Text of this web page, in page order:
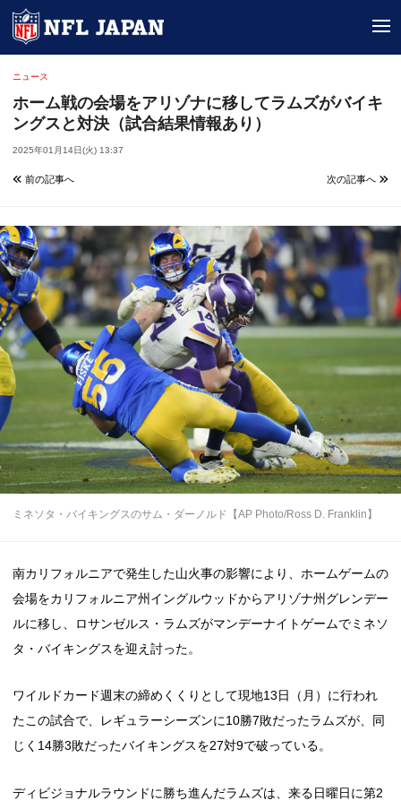
ニュース
ホーム戦の会場をアリゾナに移してラムズがバイキ
ングスと対決（試合結果情報あり）
2025年01月14日(火) 13:37
前の記事へ 次の記事へ
ミネソタ・バイキングスのサム・ダーノルド【AP Photo/Ross D. Franklin】
南カリフォルニアで発生した山火事の影響により、ホームゲームの
会場をカリフォルニア州イングルウッドからアリゾナ州グレンデー
ルに移し、ロサンゼルス・ラムズがマンデーナイトゲームでミネソ
タ・バイキングスを迎え討った。
ワイルドカード週末の締めくくりとして現地13日（月）に行われ
たこの試合で、レギュラーシーズンに10勝7敗だったラムズが、同
じく14勝3敗だったバイキングスを27対9で破っている。
ディビジョナルラウンドに勝ち進んだラムズは、来る日曜日に第2